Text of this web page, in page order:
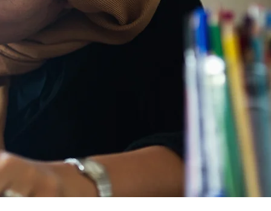
contribuent grandement
être mental, en ce sens qu’elles
un soutien et un sentiment
Cela est
importan